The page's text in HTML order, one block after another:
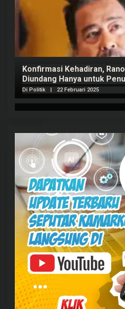
Konfirmasi Kehadiran,
Diundang Hanya untuk
Di Politik | 22 Februari 2025